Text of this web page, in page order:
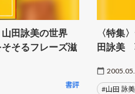
田詠美の世界
そそるフレーズ滋
書評
〈特集
田詠美
#山田 詠美